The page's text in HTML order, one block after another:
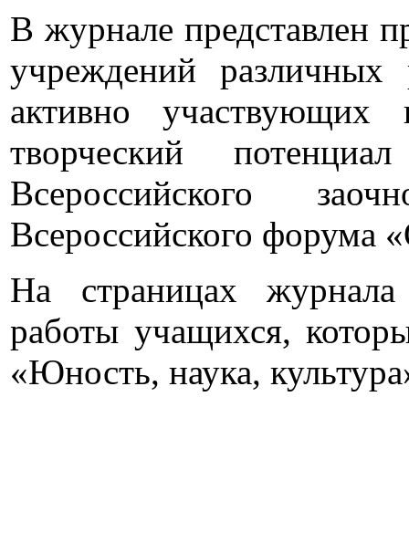
В журнале представлен
учреждений различных
активно участвующих
творческий
Всероссийского
Всероссийского форума
На страницах
работы учащихся,
«Юность, наука,